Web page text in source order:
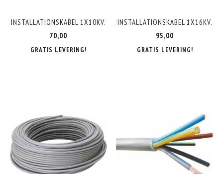
INSTALLATIONSKABEL 1X10KV.
70,00
GRATIS LEVERING!
INSTALLATIONSKABEL 1X16KV.
95,00
GRATIS LEVERING!